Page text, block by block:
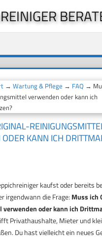
→Wartung & Pflege → FAQ →
verwenden oder kann ich
KANN ICH
kaufst oder bereits
irgendwann die Frage: Muss ich
oder kann ich
Privathaushalte, Mieter und
Du hast vielleicht ein neues